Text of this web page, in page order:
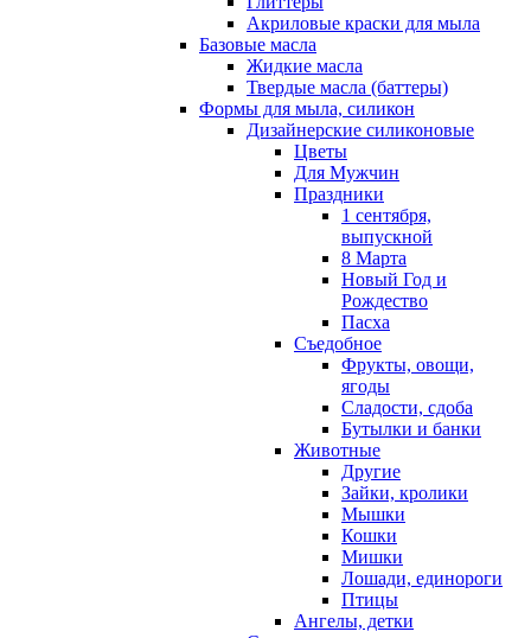
Акриловые краски для мыла
Базовые масла
Жидкие масла
Твердые масла (баттеры)
Формы для мыла, силикон
Дизайнерские силиконовые
Цветы
Для Мужчин
Праздники
1 сентября,
выпускной
8 Марта
Новый Год и
Рождество
Пасха
Съедобное
Фрукты, овощи,
ягоды
Сладости, сдоба
Бутылки и банки
Животные
Другие
Зайки, кролики
Мышки
Кошки
Мишки
Лошади, единороги
Птицы
Ангелы, детки